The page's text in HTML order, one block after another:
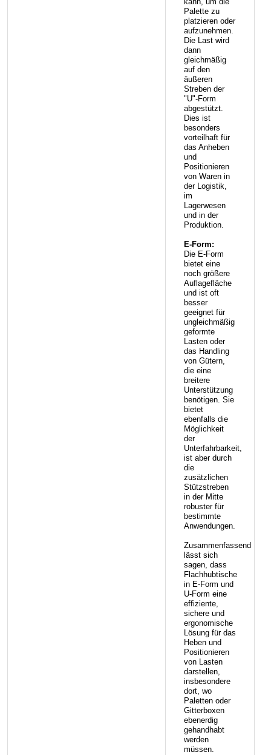
Palette zu
platzieren oder
aufzunehmen.
Die Last wird
dann
gleichmäßig
auf den
äußeren
Streben der
"U"-Form
abgestützt.
Dies ist
besonders
vorteilhaft für
das Anheben
und
Positionieren
von Waren in
der Logistik,
im
Lagerwesen
und in der
Produktion.
E-Form:
Die E-Form
bietet eine
noch größere
Auflagefläche
und ist oft
besser
geeignet für
ungleichmäßig
geformte
Lasten oder
das Handling
von Gütern,
die eine
breitere
Unterstützung
benötigen. Sie
bietet
ebenfalls die
Möglichkeit
der
Unterfahrbarkeit,
ist aber durch
die
zusätzlichen
Stützstreben
in der Mitte
robuster für
bestimmte
Anwendungen.
Zusammenfassend
lässt sich
sagen, dass
Flachhubtische
in E-Form und
U-Form eine
effiziente,
sichere und
ergonomische
Lösung für das
Heben und
Positionieren
von Lasten
darstellen,
insbesondere
dort, wo
Paletten oder
Gitterboxen
ebenerdig
gehandhabt
werden
müssen.